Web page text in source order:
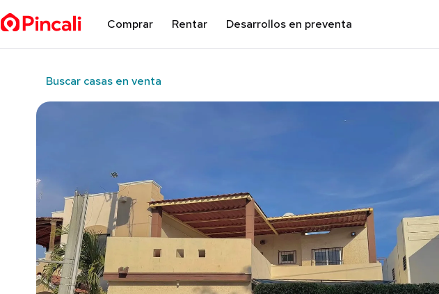
Comprar Rentar Desarrollos en preventa
Buscar casas en venta